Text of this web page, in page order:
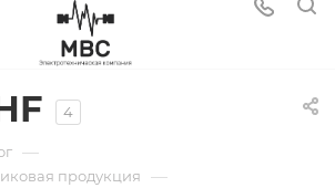
4
—
продукция —